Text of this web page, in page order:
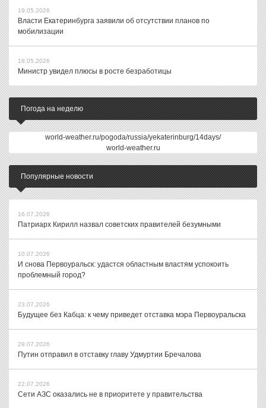
19.05.2026
Власти Екатеринбурга заявили об отсутствии планов по
мобилизации
18.05.2026
Министр увидел плюсы в росте безработицы
Погода на неделю
world-weather.ru/pogoda/russia/yekaterinburg/14days/
world-weather.ru
Популярные новости
16.07.2026
Патриарх Кирилл назвал советских правителей безумными
10.07.2026
И снова Первоуральск: удастся областным властям успокоить
проблемный город?
23.07.2026
Будущее без Кабца: к чему приведет отставка мэра Первоуральска
29.07.2026
Путин отправил в отставку главу Удмуртии Бречалова
22.07.2026
Сети АЗС оказались не в приоритете у правительства